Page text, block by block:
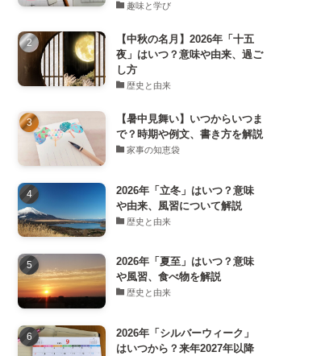
趣味と学び
【中秋の名月】2026年「十五
夜」はいつ？意味や由来、過ご
し方
歴史と由来
【暑中見舞い】いつからいつま
で？時期や例文、書き方を解説
家事の知恵袋
2026年「立冬」はいつ？意味
や由来、風習について解説
歴史と由来
2026年「夏至」はいつ？意味
や風習、食べ物を解説
歴史と由来
2026年「シルバーウィーク」
はいつから？来年2027年以降